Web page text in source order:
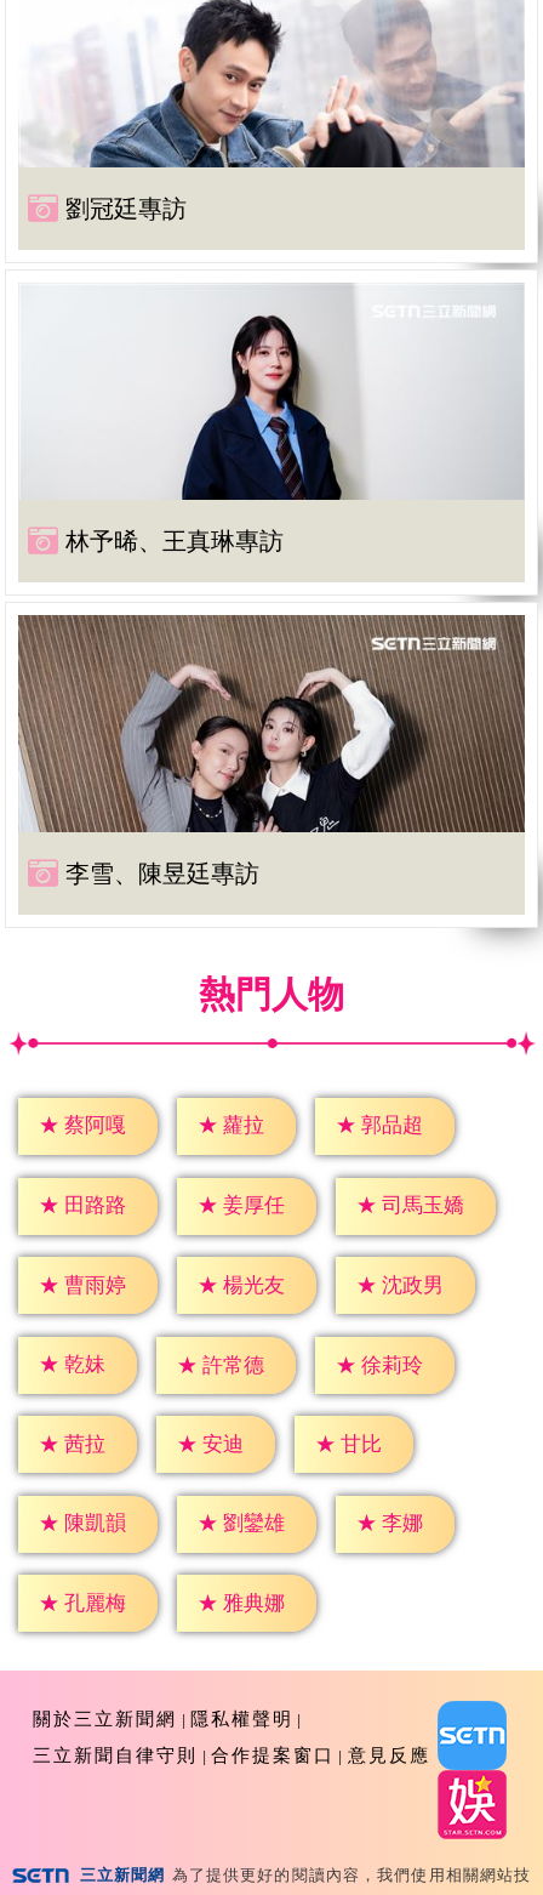
劉冠廷專訪
林予晞、王真琳專訪
李雪、陳昱廷專訪
熱門人物
★ 蔡阿嘎 ★ 蘿拉 ★ 郭品超
★ 田路路 ★ 姜厚任 ★ 司馬玉嬌
★ 曹雨婷 ★ 楊光友 ★ 沈政男
★ 乾妹 ★ 許常德 ★ 徐莉玲
★ 茜拉 ★ 安迪 ★ 甘比
★ 陳凱韻 ★ 劉鑾雄 ★ 李娜
★ 孔麗梅 ★ 雅典娜
關於三立新聞網
隱私權聲明
三立新聞自律守則
合作提案窗口 意見反應
三立新聞網 為了提供更好的閱讀內容，我們使用相關網站技